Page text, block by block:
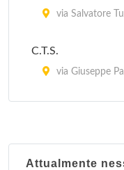
via Salvatore
C.T.S.
via Giuseppe
C.T.S.
Attualmente